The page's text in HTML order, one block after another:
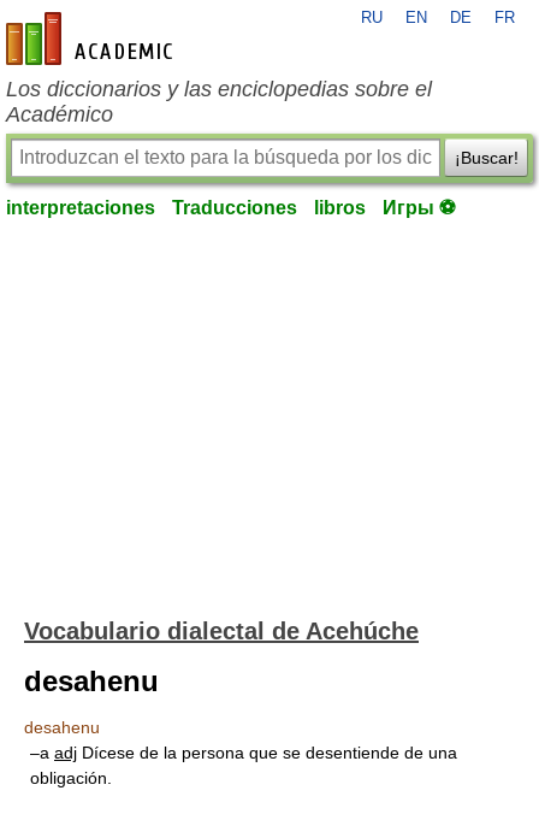
es-academic.com
RU EN DE FR
Los diccionarios y las enciclopedias sobre el
Académico
¡Buscar!
interpretaciones Traducciones libros Игры ⚽
Vocabulario dialectal de Acehúche
desahenu
desahenu
–a adj Dícese de la persona que se desentiende de una
obligación.